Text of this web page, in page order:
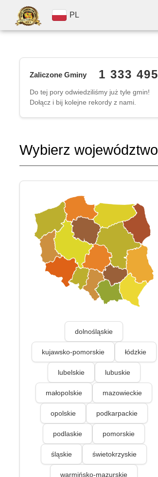
PL
Zaliczone Gminy 1 333 495
Do tej pory odwiedziliśmy już tyle gmin!
Dołącz i bij kolejne rekordy z nami.
Wybierz województwo
dolnośląskie
kujawsko-pomorskie łódzkie
lubelskie lubuskie
małopolskie mazowieckie
opolskie podkarpackie
podlaskie pomorskie
śląskie świetokrzyskie
warmińsko-mazurskie